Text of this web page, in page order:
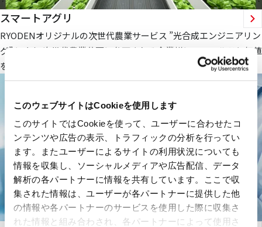
このウェブサイトはCookieを使用します
このサイトではCookieを使って、ユーザーに合わせたコ
ンテンツや広告の表示、トラフィックの分析を行ってい
ます。またユーザーによるサイトの利用状況についても
情報を収集し、ソーシャルメディアや広告配信、データ
解析の各パートナーに情報を共有しています。ここで収
集された情報は、ユーザーが各パートナーに提供した他
の情報や各パートナーのサービスを使用した際に収集さ
れた情報と組み合わされ、各パートナーによって使用さ
スマートアグリ
RYODENオリジナルの次世代農業サービス ”光合成エンジニアリン
グ” により 次世代農業分野に参画される企業様にフィールドと価値
を提供します。